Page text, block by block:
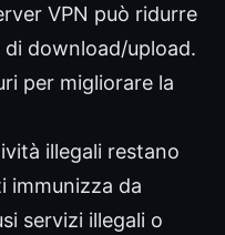
VPN può ridurre
download/upload.
per migliorare la
illegali restano
immunizza da
servizi illegali o